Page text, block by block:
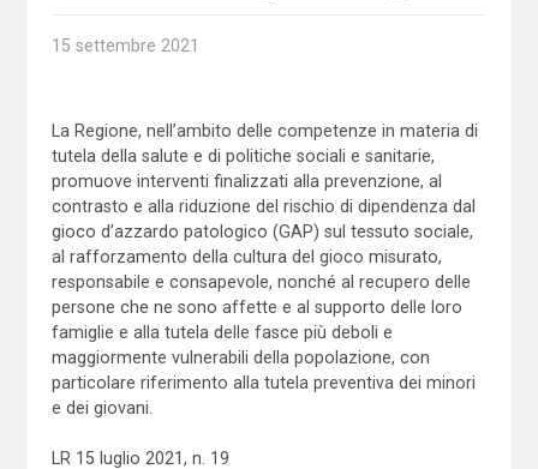
15 settembre 2021
La Regione, nell’ambito delle competenze in materia di
tutela della salute e di politiche sociali e sanitarie,
promuove interventi finalizzati alla prevenzione, al
contrasto e alla riduzione del rischio di dipendenza dal
gioco d’azzardo patologico (GAP) sul tessuto sociale,
al rafforzamento della cultura del gioco misurato,
responsabile e consapevole, nonché al recupero delle
persone che ne sono affette e al supporto delle loro
famiglie e alla tutela delle fasce più deboli e
maggiormente vulnerabili della popolazione, con
particolare riferimento alla tutela preventiva dei minori
e dei giovani.
LR 15 luglio 2021, n. 19